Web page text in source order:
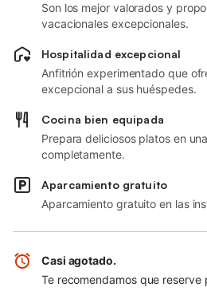
Son los mejor valorados y
vacacionales excepcionales.
Hospitalidad excepcional
Anfitrión experimentado que
excepcional a sus huéspedes.
Cocina bien equipada
Prepara deliciosos platos en
completamente.
Aparcamiento gratuito
Aparcamiento gratuito en las
Casi agotado.
Te recomendamos que reserve